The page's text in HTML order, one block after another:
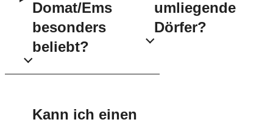
Domat/Ems
besonders
beliebt?
umliegende
Dörfer?
Kann ich einen